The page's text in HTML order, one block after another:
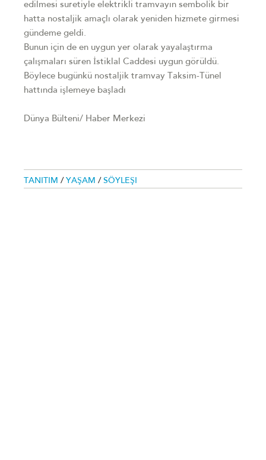
edilmesi suretiyle elektrikli tramvayın sembolik bir
hatta nostaljik amaçlı olarak yeniden hizmete girmesi
gündeme geldi.
Bunun için de en uygun yer olarak yayalaştırma
çalışmaları süren İstiklal Caddesi uygun görüldü.
Böylece bugünkü nostaljik tramvay Taksim-Tünel
hattında işlemeye başladı
Dünya Bülteni/ Haber Merkezi
TANITIM / YAŞAM / SÖYLEŞI